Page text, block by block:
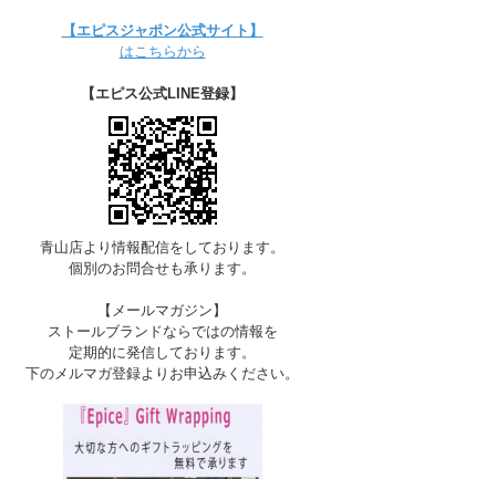
D-AQUA（完売）
【エピスジャポン公式サイト】
はこちらから
【エピス公式LINE登録】
青山店より情報配信をしております。
個別のお問合せも承ります。
【メールマガジン】
ストールブランドならではの情報を
定期的に発信しております。
下のメルマガ登録よりお申込みください。